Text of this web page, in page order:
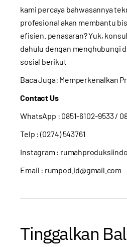
kami percaya bahwasannya
profesional akan membantu
efisien. penasaran? Yuk,
dahulu dengan menghubungi
sosial berikut
Baca Juga: Memperkenalkan
Contact Us
WhatsApp : 0851-6102-9533/
Telp : (0274) 543761
Instagram :
Email : rumpod.id@gmail.com
Tinggalkan